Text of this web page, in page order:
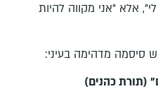
אלא "אני מקווה להיות
סיסמה מדהימה בעיני:
(תורת כהנים)